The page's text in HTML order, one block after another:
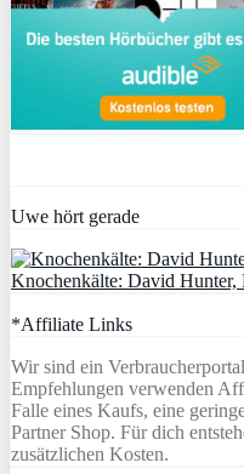
Uwe hört gerade
Knochenkälte: David Hunter,
*Affiliate Links
Wir sind ein
Empfehlungen verwenden
Falle eines Kaufs, eine
Partner Shop. Für dich
zusätzlichen Kosten.